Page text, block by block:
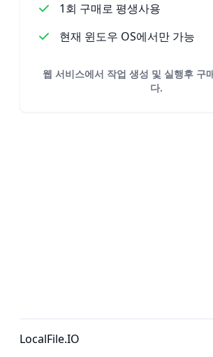
1회 구매로 평생사용
현재 윈도우 OS에서만 가능
웹 서비스에서 작업 생성 및 실행후 구
다.
LocalFile.IO